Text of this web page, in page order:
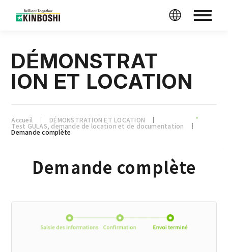
DÉMONSTRAT
ION ET LOCATION
Accueil DÉMONSTRATION ET LOCATION
Test GULAS, demande de location et de documentation
Demande complète
Demande complète